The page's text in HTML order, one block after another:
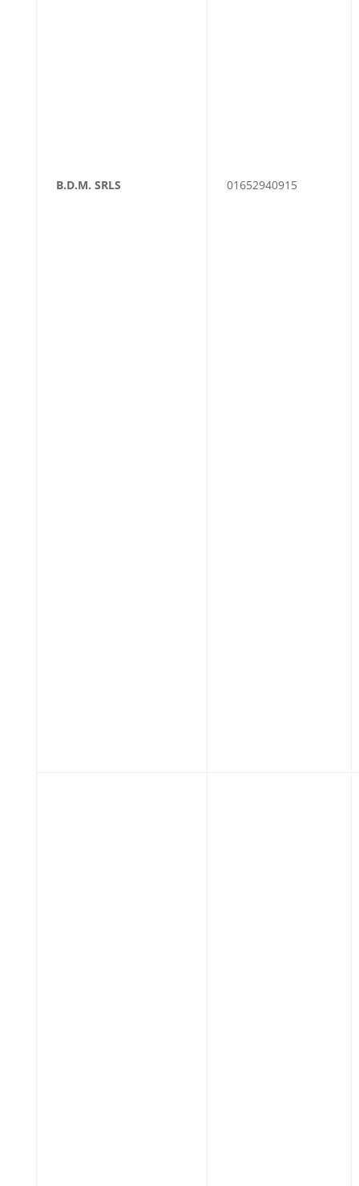
B.D.M. SRLS 01652940915